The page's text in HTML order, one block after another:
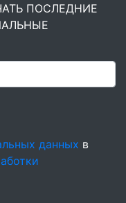
ПОСЛЕДНИЕ
данных в